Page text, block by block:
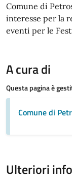
Comune di
interesse per la
eventi per le
A cura di
Questa pagina è
Comune di
Ulteriori